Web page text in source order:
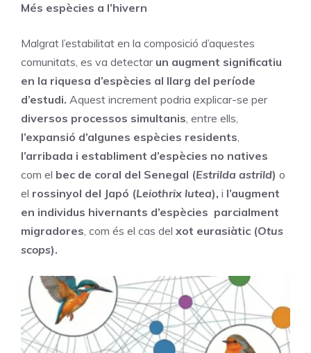
Més espècies a l’hivern
Malgrat l’estabilitat en la composició d’aquestes
comunitats, es va detectar un augment significatiu
en la riquesa d’espècies al llarg del període
d’estudi. Aquest increment podria explicar-se per
diversos processos simultanis, entre ells,
l’expansió d’algunes espècies residents,
l’arribada i establiment d’espècies no natives
com el bec de coral del Senegal (Estrilda astrild) o
el rossinyol del Japó (Leiothrix lutea), i l’augment
en individus hivernants d’espècies parcialment
migradores, com és el cas del xot eurasiàtic (Otus
scops).